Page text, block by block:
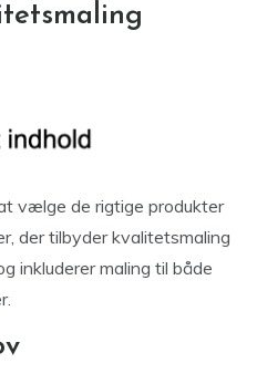
vælge de rigtige produkter
der tilbyder kvalitetsmaling
inkluderer maling til både